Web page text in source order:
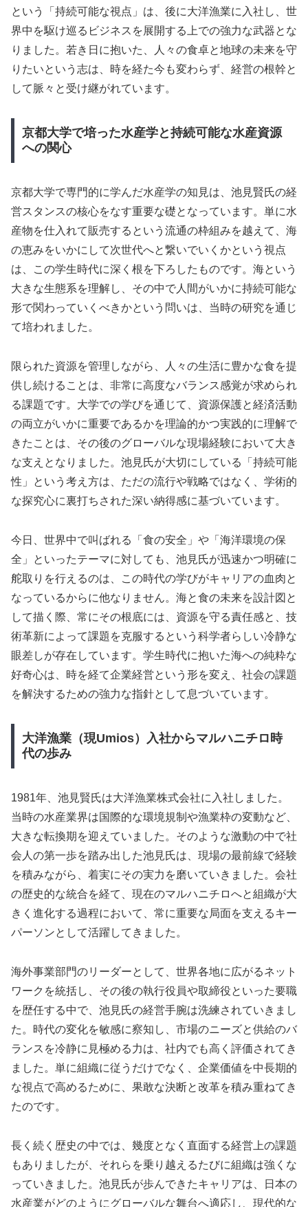
という「持続可能な視点」は、後に大洋漁業に入社し、世
界中を駆け巡るビジネスを展開する上での強力な武器とな
りました。若き日に抱いた、人々の食卓と地球の未来を守
りたいという志は、時を経た今も変わらず、経営の根幹と
して脈々と受け継がれています。
京都大学で培った水産学と持続可能な水産資源
への関心
京都大学で専門的に学んだ水産学の知見は、池見賢氏の経
営スタンスの核心をなす重要な礎となっています。単に水
産物を仕入れて販売するという流通の枠組みを越えて、海
の恵みをいかにして次世代へと繋いでいくかという視点
は、この学生時代に深く根を下ろしたものです。海という
大きな生態系を理解し、その中で人間がいかに持続可能な
形で関わっていくべきかという問いは、当時の研究を通じ
て培われました。
限られた資源を管理しながら、人々の生活に豊かな食を提
供し続けることは、非常に高度なバランス感覚が求められ
る課題です。大学での学びを通じて、資源保護と経済活動
の両立がいかに重要であるかを理論的かつ実践的に理解で
きたことは、その後のグローバルな現場経験において大き
な支えとなりました。池見氏が大切にしている「持続可能
性」という考え方は、ただの流行や戦略ではなく、学術的
な探究心に裏打ちされた深い納得感に基づいています。
今日、世界中で叫ばれる「食の安全」や「海洋環境の保
全」といったテーマに対しても、池見氏が迅速かつ明確に
舵取りを行えるのは、この時代の学びがキャリアの血肉と
なっているからに他なりません。海と食の未来を設計図と
して描く際、常にその根底には、資源を守る責任感と、技
術革新によって課題を克服するという科学者らしい冷静な
眼差しが存在しています。学生時代に抱いた海への純粋な
好奇心は、時を経て企業経営という形を変え、社会の課題
を解決するための強力な指針として息づいています。
大洋漁業（現Umios）入社からマルハニチロ時
代の歩み
1981年、池見賢氏は大洋漁業株式会社に入社しました。
当時の水産業界は国際的な環境規制や漁業枠の変動など、
大きな転換期を迎えていました。そのような激動の中で社
会人の第一歩を踏み出した池見氏は、現場の最前線で経験
を積みながら、着実にその実力を磨いていきました。会社
の歴史的な統合を経て、現在のマルハニチロへと組織が大
きく進化する過程において、常に重要な局面を支えるキー
パーソンとして活躍してきました。
海外事業部門のリーダーとして、世界各地に広がるネット
ワークを統括し、その後の執行役員や取締役といった要職
を歴任する中で、池見氏の経営手腕は洗練されていきまし
た。時代の変化を敏感に察知し、市場のニーズと供給のバ
ランスを冷静に見極める力は、社内でも高く評価されてき
ました。単に組織に従うだけでなく、企業価値を中長期的
な視点で高めるために、果敢な決断と改革を積み重ねてき
たのです。
長く続く歴史の中では、幾度となく直面する経営上の課題
もありましたが、それらを乗り越えるたびに組織は強くな
っていきました。池見氏が歩んできたキャリアは、日本の
水産業がどのようにグローバルな舞台へ適応し、現代的な